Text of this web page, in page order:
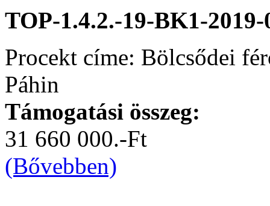
TOP-1.4.2.-19-BK1-2019-
Procekt címe: Bölcsődei
Páhin
Támogatási összeg:
31 660 000.-Ft
(Bővebben)